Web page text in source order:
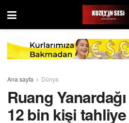
Ana sayfa Dünya
Ruang
12 bin kişi